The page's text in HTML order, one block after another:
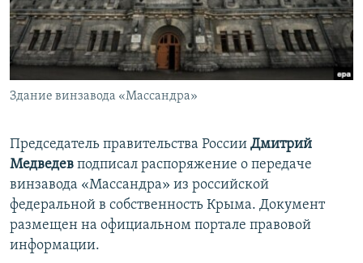
ПОБЕДИТЕЛЕЙ НЕ СУДЯТ?
КРЫМ.НЕПОКОРЕННЫЙ
УКРАИНСКАЯ ПРОБЛЕМА КРЫМА
ПРИСОЕДИНЯЙТЕСЬ!
Здание винзавода «Массандра»
Председатель правительства России Дмитрий
Медведев подписал распоряжение о передаче
винзавода «Массандра» из российской
федеральной в собственность Крыма. Документ
размещен на официальном портале правовой
информации.